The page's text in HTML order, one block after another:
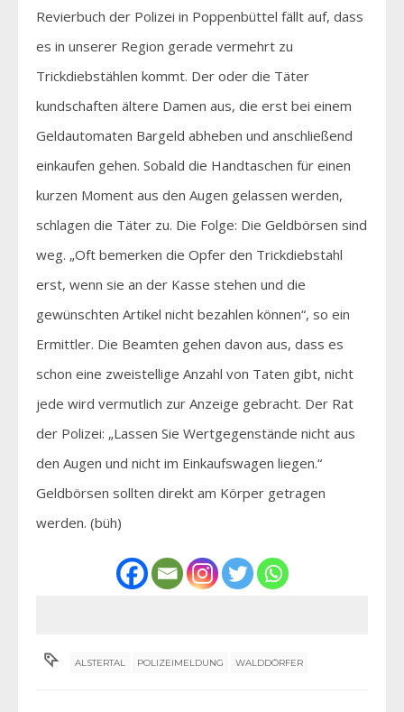
Revierbuch der Polizei in Poppenbüttel fällt auf, dass
es in unserer Region gerade vermehrt zu
Trickdiebstählen kommt. Der oder die Täter
kundschaften ältere Damen aus, die erst bei einem
Geldautomaten Bargeld abheben und anschließend
einkaufen gehen. Sobald die Handtaschen für einen
kurzen Moment aus den Augen gelassen werden,
schlagen die Täter zu. Die Folge: Die Geldbörsen sind
weg. „Oft bemerken die Opfer den Trickdiebstahl
erst, wenn sie an der Kasse stehen und die
gewünschten Artikel nicht bezahlen können“, so ein
Ermittler. Die Beamten gehen davon aus, dass es
schon eine zweistellige Anzahl von Taten gibt, nicht
jede wird vermutlich zur Anzeige gebracht. Der Rat
der Polizei: „Lassen Sie Wertgegenstände nicht aus
den Augen und nicht im Einkaufswagen liegen.“
Geldbörsen sollten direkt am Körper getragen
werden. (büh)
ALSTERTAL POLIZEIMELDUNG WALDDÖRFER